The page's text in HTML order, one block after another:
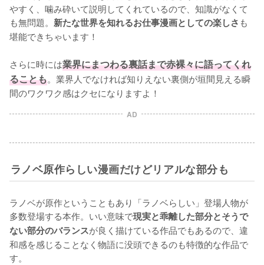
やすく、噛み砕いて説明してくれているので、知識がなくて
も無問題。 新たな世界を知れるお仕事漫画としての楽しさ も
堪能できちゃいます！
さらに時には業界にまつわる裏話まで赤裸々に語ってくれ
ることも。業界人でなければ知りえない裏側が垣間見える瞬
間のワクワク感はクセになりますよ！
AD
ラノベ原作らしい漫画だけどリアルな部分も
ラノベが原作ということもあり「ラノベらしい」登場人物が
多数登場する本作。いい意味で現実と乖離した部分とそうで
ない部分のバランスが良く描けている作品でもあるので、違
和感を感じることなく物語に没頭できるのも特徴的な作品で
す。